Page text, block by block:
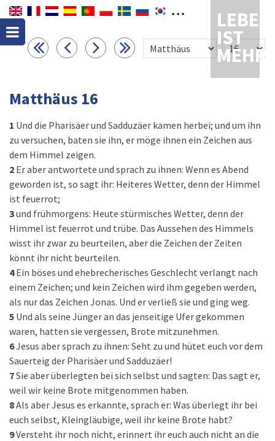
LEBEN
IST
MEHR
Matthäus 16
1 Und die Pharisäer und Sadduzäer kamen herbei; und um ihn
zu versuchen, baten sie ihn, er möge ihnen ein Zeichen aus
dem Himmel zeigen.
2 Er aber antwortete und sprach zu ihnen: Wenn es Abend
geworden ist, so sagt ihr: Heiteres Wetter, denn der Himmel
ist feuerrot;
3und frühmorgens: Heute stürmisches Wetter, denn der
Himmel ist feuerrot und trübe. Das Aussehen des Himmels
wisst ihr zwar zu beurteilen, aber die Zeichen der Zeiten
könnt ihr nicht beurteilen.
4 Ein böses und ehebrecherisches Geschlecht verlangt nach
einem Zeichen; und kein Zeichen wird ihm gegeben werden,
als nur das Zeichen Jonas. Und er verließ sie und ging weg.
5 Und als seine Jünger an das jenseitige Ufer gekommen
waren, hatten sie vergessen, Brote mitzunehmen.
6Jesus aber sprach zu ihnen: Seht zu und hütet euch vor dem
Sauerteig der Pharisäer und Sadduzäer!
7Sie aber überlegten bei sich selbst und sagten: Das sagt er,
weil wir keine Brote mitgenommen haben.
8Als aber Jesus es erkannte, sprach er: Was überlegt ihr bei
euch selbst, Kleingläubige, weil ihr keine Brote habt?
9Versteht ihr noch nicht, erinnert ihr euch auch nicht an die